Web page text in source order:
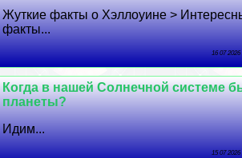
Жуткие факты о Хэллоуине >
факты...
16 07 2026
Когда в нашей Солнечной системе
планеты?
Идим...
15 07 2026